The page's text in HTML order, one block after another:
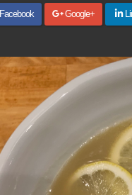
Facebook Google+